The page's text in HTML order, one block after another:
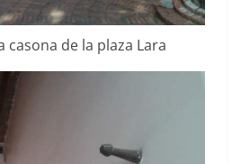
casona de la plaza Lara